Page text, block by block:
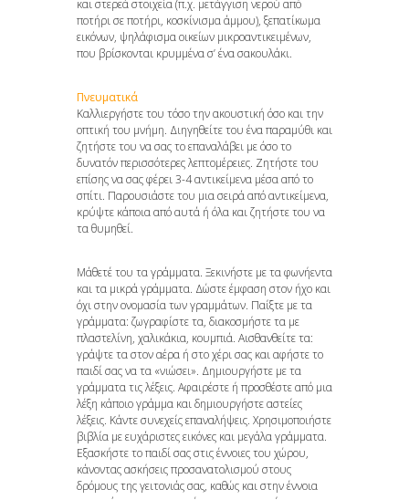
και στερεά στοιχεία (π.χ. μετάγγιση νερού από
ποτήρι σε ποτήρι, κοσκίνισμα άμμου), ξεπατίκωμα
εικόνων, ψηλάφισμα οικείων μικροαντικειμένων,
που βρίσκονται κρυμμένα σ’ ένα σακουλάκι.
Πνευματικά
Καλλιεργήστε του τόσο την ακουστική όσο και την
οπτική του μνήμη. Διηγηθείτε του ένα παραμύθι και
ζητήστε του να σας το επαναλάβει με όσο το
δυνατόν περισσότερες λεπτομέρειες. Ζητήστε του
επίσης να σας φέρει 3-4 αντικείμενα μέσα από το
σπίτι. Παρουσιάστε του μια σειρά από αντικείμενα,
κρύψτε κάποια από αυτά ή όλα και ζητήστε του να
τα θυμηθεί.
Μάθετέ του τα γράμματα. Ξεκινήστε με τα φωνήεντα
και τα μικρά γράμματα. Δώστε έμφαση στον ήχο και
όχι στην ονομασία των γραμμάτων. Παίξτε με τα
γράμματα: ζωγραφίστε τα, διακοσμήστε τα με
πλαστελίνη, χαλικάκια, κουμπιά. Αισθανθείτε τα:
γράψτε τα στον αέρα ή στο χέρι σας και αφήστε το
παιδί σας να τα «νιώσει». Δημιουργήστε με τα
γράμματα τις λέξεις. Αφαιρέστε ή προσθέστε από μια
λέξη κάποιο γράμμα και δημιουργήστε αστείες
λέξεις. Κάντε συνεχείς επαναλήψεις. Χρησιμοποιήστε
βιβλία με ευχάριστες εικόνες και μεγάλα γράμματα.
Εξασκήστε το παιδί σας στις έννοιες του χώρου,
κάνοντας ασκήσεις προσανατολισμού στους
δρόμους της γειτονιάς σας, καθώς και στην έννοια